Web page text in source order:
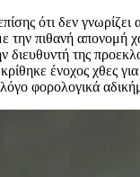
ότι δεν γνωρίζει
την πιθανή απονομή
της
ένοχος χθες
φορολογικά